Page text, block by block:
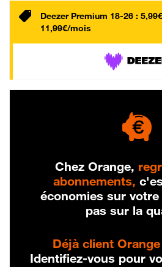
Deezer Premium 18-26 :
11,99€/mois
Chez Orange,
abonnements,
économies sur
pas sur la
Déjà client
Identifiez-vous pour